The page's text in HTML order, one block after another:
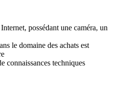
possédant une caméra, un
le domaine des achats est
connaissances techniques